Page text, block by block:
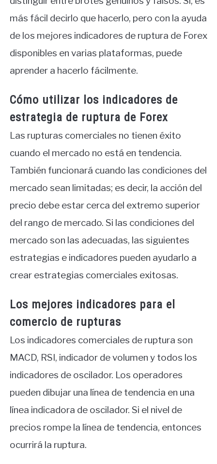
más fácil decirlo que hacerlo, pero con la ayuda
de los mejores indicadores de ruptura de Forex
disponibles en varias plataformas, puede
aprender a hacerlo fácilmente.
Cómo utilizar los indicadores de
estrategia de ruptura de Forex
Las rupturas comerciales no tienen éxito
cuando el mercado no está en tendencia.
También funcionará cuando las condiciones del
mercado sean limitadas; es decir, la acción del
precio debe estar cerca del extremo superior
del rango de mercado. Si las condiciones del
mercado son las adecuadas, las siguientes
estrategias e indicadores pueden ayudarlo a
crear estrategias comerciales exitosas.
Los mejores indicadores para el
comercio de rupturas
Los indicadores comerciales de ruptura son
MACD, RSI, indicador de volumen y todos los
indicadores de oscilador. Los operadores
pueden dibujar una línea de tendencia en una
línea indicadora de oscilador. Si el nivel de
precios rompe la línea de tendencia, entonces
ocurrirá la ruptura.